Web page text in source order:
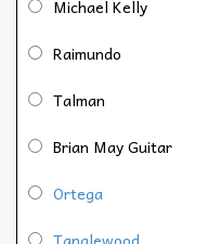
Michael Kelly
Raimundo
Talman
Brian May Guitar
Ortega